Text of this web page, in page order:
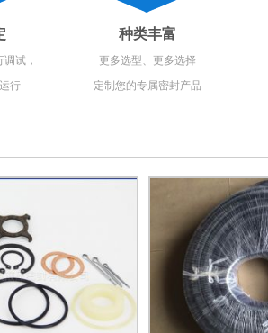
试，
行
种类丰富
更多选型、更多选择
定制您的专属密封产品